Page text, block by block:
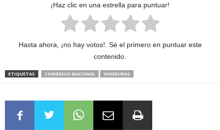
¡Haz clic en una estrella para puntuar!
Hasta ahora, ¡no hay votos!. Sé el primero en puntuar este
contenido.
ETIQUETAS CONGRESO NACIONAL HONDURAS